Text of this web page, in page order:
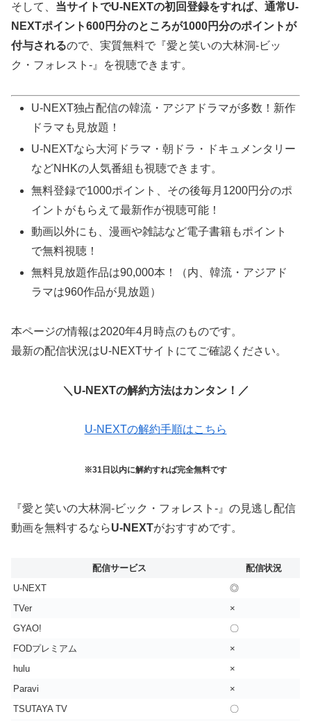
そして、 当サイトでU-NEXTの初回登録をすれば、通常U-
NEXTポイント600円分のところが1000円分のポイントが
付与されるので、実質無料で『愛と笑いの大林洞-ビッ
ク・フォレスト-』を視聴できます。
U-NEXT独占配信の韓流・アジアドラマが多数！新作
ドラマも見放題！
U-NEXTなら大河ドラマ・朝ドラ・ドキュメンタリー
などNHKの人気番組も視聴できます。
無料登録で1000ポイント、その後毎月1200円分のポ
イントがもらえて最新作が視聴可能！
動画以外にも、漫画や雑誌など電子書籍もポイント
で無料視聴！
無料見放題作品は90,000本！（内、韓流・アジアド
ラマは960作品が見放題）
本ページの情報は2020年4月時点のものです。
最新の配信状況はU-NEXTサイトにてご確認ください。
＼U-NEXTの解約方法はカンタン！／
U-NEXTの解約手順はこちら
※31日以内に解約すれば完全無料です
『愛と笑いの大林洞-ビック・フォレスト-』の見逃し配信
動画を無料するならU-NEXTがおすすめです。
配信サービス
配信状況
U-NEXT
◎
TVer
×
GYAO!
〇
FODプレミアム
×
hulu
×
Paravi
×
TSUTAYA TV
〇